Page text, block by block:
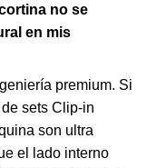
no se
en mis
premium. Si
sets Clip-in
son ultra
el lado interno